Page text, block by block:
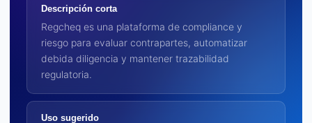
Descripción corta
Regcheq es una plataforma de compliance y
riesgo para evaluar contrapartes, automatizar
debida diligencia y mantener trazabilidad
regulatoria.
Uso sugerido